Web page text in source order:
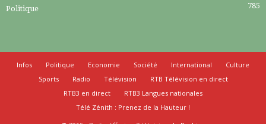
Politique 785
Infos Politique Economie Société International
Culture
Sports
Radio Télévision
RTB Télévision en direct
RTB3 en direct
RTB3 Langues nationales
Télé Zénith : Prenez de la Hauteur !